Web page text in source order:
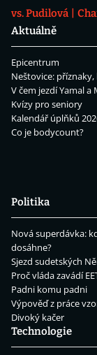
vs. Pudilová
Aktuálně
Epicentrum
Neštovice: příznaky,
V čem jezdí Yamal a
Kvízy pro seniory
Kalendář úplňků
Co je bodycount?
Politika
Nová superdávka:
dosáhne?
Sjezd sudetských
Proč vláda zavádí
Padni komu padni
Výpověď z práce
Divoký kačer
Technologie